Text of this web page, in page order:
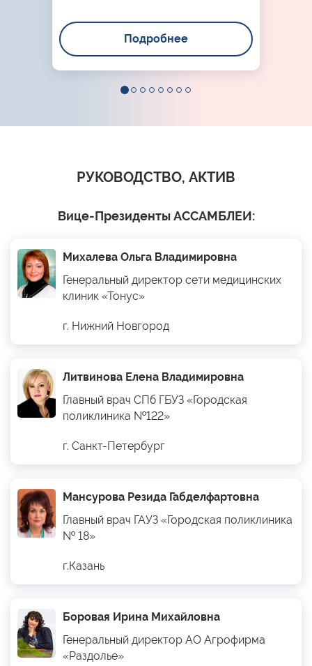
Подробнее
РУКОВОДСТВО, АКТИВ
Вице-Президенты АССАМБЛЕИ:
Михалева Ольга Владимировна
Генеральный директор сети медицинских
клиник «Тонус»
г. Нижний Новгород
Литвинова Елена Владимировна
Главный врач СПб ГБУЗ «Городская
поликлиника №122»
г. Санкт-Петербург
Мансурова Резида Габделфартовна
Главный врач ГАУЗ «Городская поликлиника
№ 18»
г.Казань
Боровая Ирина Михайловна
Генеральный директор АО Агрофирма
«Раздолье»